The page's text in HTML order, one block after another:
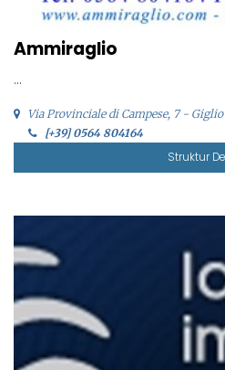
Ammiraglio
...
Via Provinciale di Campese, 7 -
[+39] 0564 804164
Struktur